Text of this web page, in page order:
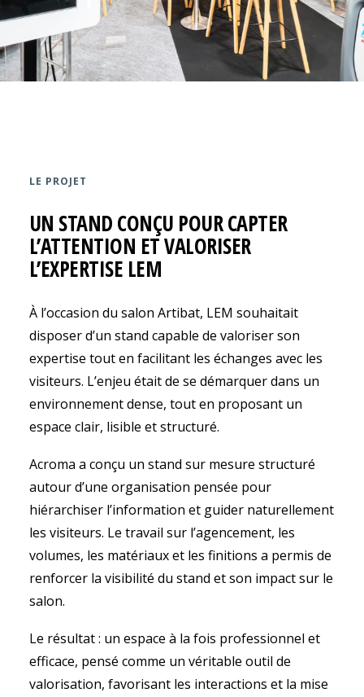
LE PROJET
UN STAND CONÇU POUR CAPTER
L’ATTENTION ET VALORISER
L’EXPERTISE LEM
À l’occasion du salon Artibat, LEM souhaitait
disposer d’un stand capable de valoriser son
expertise tout en facilitant les échanges avec les
visiteurs. L’enjeu était de se démarquer dans un
environnement dense, tout en proposant un
espace clair, lisible et structuré.
Acroma a conçu un stand sur mesure structuré
autour d’une organisation pensée pour
hiérarchiser l’information et guider naturellement
les visiteurs. Le travail sur l’agencement, les
volumes, les matériaux et les finitions a permis de
renforcer la visibilité du stand et son impact sur le
salon.
Le résultat : un espace à la fois professionnel et
efficace, pensé comme un véritable outil de
valorisation, favorisant les interactions et la mise